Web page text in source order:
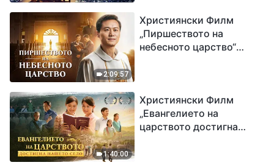
2:09:57
Християнски Филм
„Пиршеството на
небесното царство“
1:40:00
Християнски Филм
„Евангелието на
царството достигна